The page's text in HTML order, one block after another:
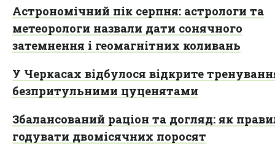
Астрономічний пік серпня: астрологи та
метеорологи назвали дати сонячного
затемнення і геомагнітних коливань
У Черкасах відбулося відкрите
безпритульними цуценятами
Збалансований раціон та догляд: як
годувати двомісячних поросят